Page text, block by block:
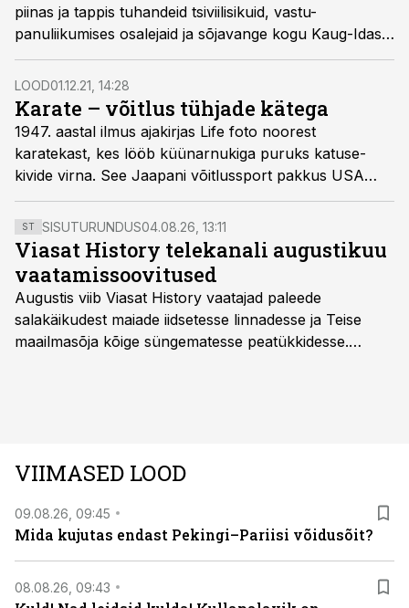
piinas ja tappis tuhandeid tsiviilisikuid, vastu­
panuliikumises osalejaid ja sõjavange kogu Kaug-Idas.
Need julmused kuuluvad Teise maa­ilma­sõja kõige
hullemate kuritegude hulka, kuid pea­aegu mitte keegi
ei saanud nende eest karistada.
LOOD01.12.21, 14:28
Karate – võitlus tühjade kätega
1947. aastal ilmus ajakirjas Life foto noorest
karatekast, kes lööb küünarnukiga puruks katuse­
kivide virna. See Jaapani võitlussport pakkus USA
okupatsioonivägedele suurt huvi.
ST SISUTURUNDUS04.08.26, 13:11
Viasat History telekanali augustikuu
vaatamissoovitused
Augustis viib Viasat History vaatajad paleede
salakäikudest maiade iidsetesse linnadesse ja Teise
maailmasõja kõige süngematesse peatükkidesse.
viasathistory.eu/ee
VIIMASED LOOD
09.08.26, 09:45
Mida kujutas endast Pekingi–Pariisi võidusõit?
08.08.26, 09:43